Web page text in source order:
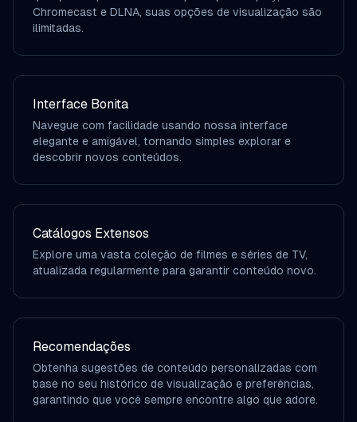
Chromecast e DLNA, suas opções de visualização são
ilimitadas.
Interface Bonita
Navegue com facilidade usando nossa interface
elegante e amigável, tornando simples explorar e
descobrir novos conteúdos.
Catálogos Extensos
Explore uma vasta coleção de filmes e séries de TV,
atualizada regularmente para garantir conteúdo novo.
Recomendações
Obtenha sugestões de conteúdo personalizadas com
base no seu histórico de visualização e preferências,
garantindo que você sempre encontre algo que adore.